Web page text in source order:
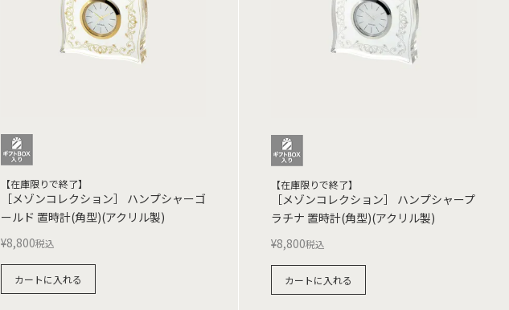
【在庫限りで終了】
［メゾンコレクション］ ハンプシャーゴ
ールド 置時計(角型)(アクリル製)
¥8,800税込
カートに入れる
【在庫限りで終了】
［メゾンコレクション］ ハンプシャープ
ラチナ 置時計(角型)(アクリル製)
¥8,800税込
カートに入れる